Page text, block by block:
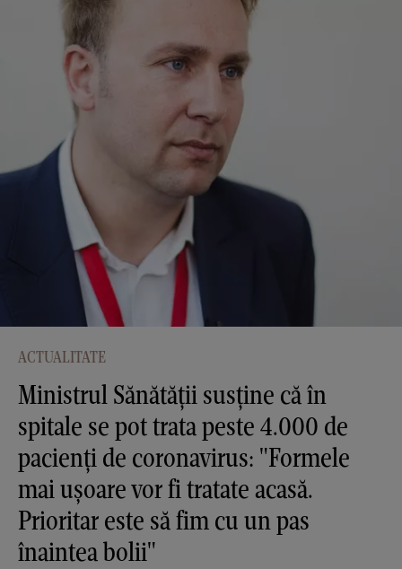
ACTUALITATE
Ministrul Sănătății susține că în
spitale se pot trata peste 4.000 de
pacienți de coronavirus: "Formele
mai ușoare vor fi tratate acasă.
Prioritar este să fim cu un pas
înaintea bolii"